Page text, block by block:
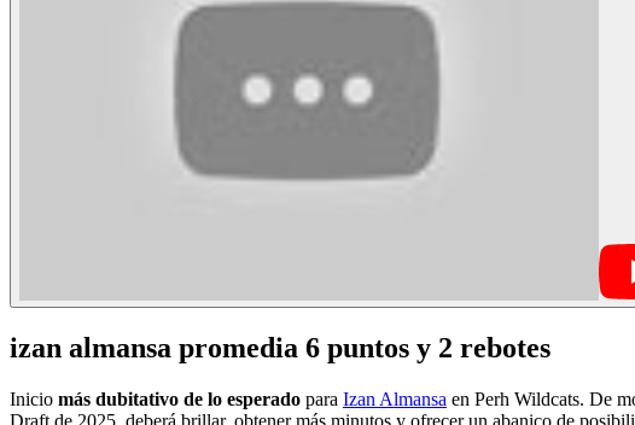
izan almansa promedia 6 puntos y 2 rebotes
Inicio más dubitativo de lo esperado para Izan Almansa en Perh Wildcats. De
Draft de 2025, deberá brillar, obtener más minutos y ofrecer un abanico de